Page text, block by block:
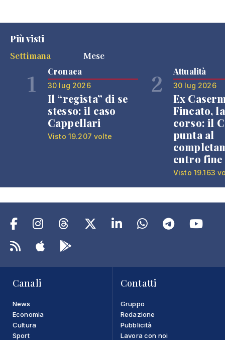
Più visti
Settimana
Mese
1 Cronaca
30 lug 2026
Il “regista” di se
stesso: il caso
Cappellari
Visto 19.207 volte
2 Attualità
30 lug 2026
Ex
Fincato,
corso: il
punta al
entro fine
Visto 19.163
Canali
News
Economia
Cultura
Sport
Contatti
Gruppo
Redazione
Pubblicità
Lavora con noi